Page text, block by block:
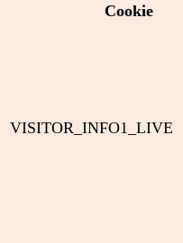
Cookie
VISITOR_INFO1_LIVE